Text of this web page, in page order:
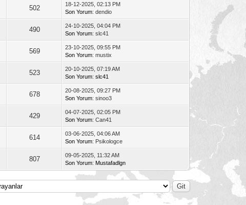
502
18-12-2025, 02:13 PM
Son Yorum: dendio
490
24-10-2025, 04:04 PM
Son Yorum: slc41
569
23-10-2025, 09:55 PM
Son Yorum: mustix
523
20-10-2025, 07:19 AM
Son Yorum:slc41
678
20-08-2025, 09:27 PM
Son Yorum: sinoo3
429
04-07-2025, 02:05 PM
Son Yorum: Can41
614
03-06-2025, 04:06 AM
Son Yorum: Psikologce
807
09-05-2025, 11:32 AM
Son Yorum: Mustafadlgn